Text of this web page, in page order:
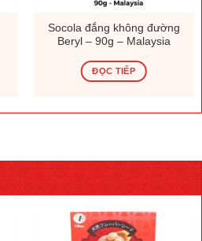
Socola đắng không đường
Beryl – 90g – Malaysia
ĐỌC TIẾP